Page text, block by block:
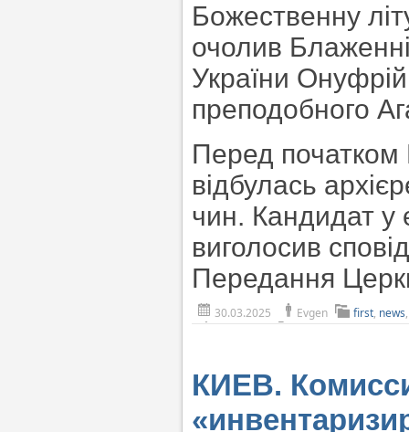
Божественну
очолив
України
преподобного
Перед початком
відбулась
чин. Кандидат у
виголосив
Передання
30.03.2025 Evgen first, news
КИЕВ.